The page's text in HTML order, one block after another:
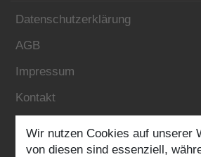
Datenschutzerklärung
AGB
Impressum
Kontakt
Folgen Sie uns:
Wir nutzen Cookies auf unserer
von diesen sind essenziell,